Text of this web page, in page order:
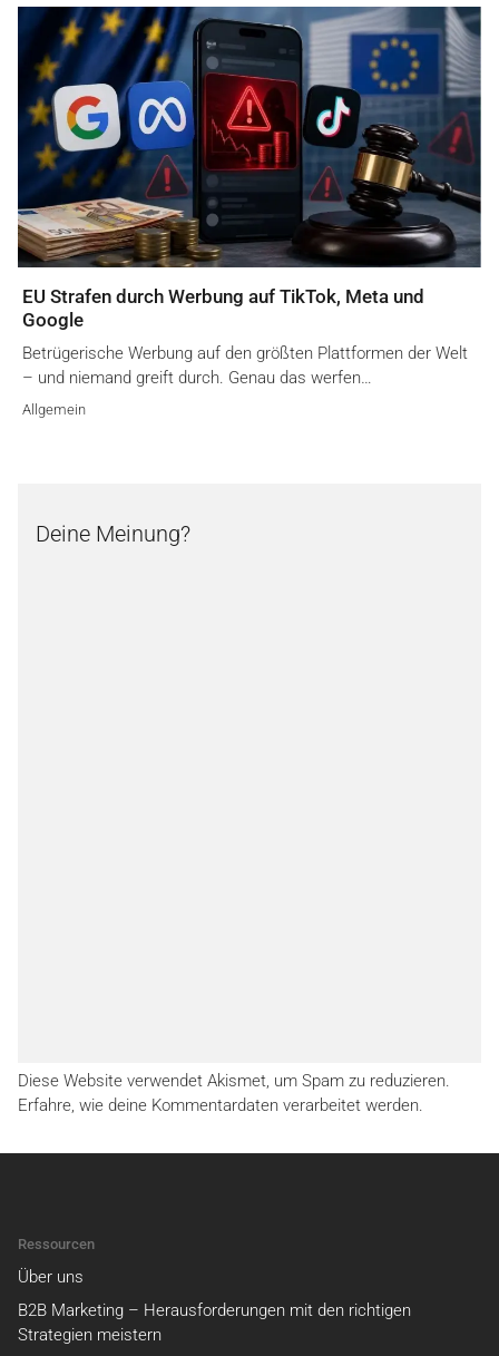
EU Strafen durch Werbung auf TikTok, Meta und
Google
Betrügerische Werbung auf den größten Plattformen der Welt
– und niemand greift durch. Genau das werfen…
Allgemein
Deine Meinung?
Diese Website verwendet Akismet, um Spam zu reduzieren.
Erfahre, wie deine Kommentardaten verarbeitet werden.
Ressourcen
Über uns
B2B Marketing – Herausforderungen mit den richtigen
Strategien meistern